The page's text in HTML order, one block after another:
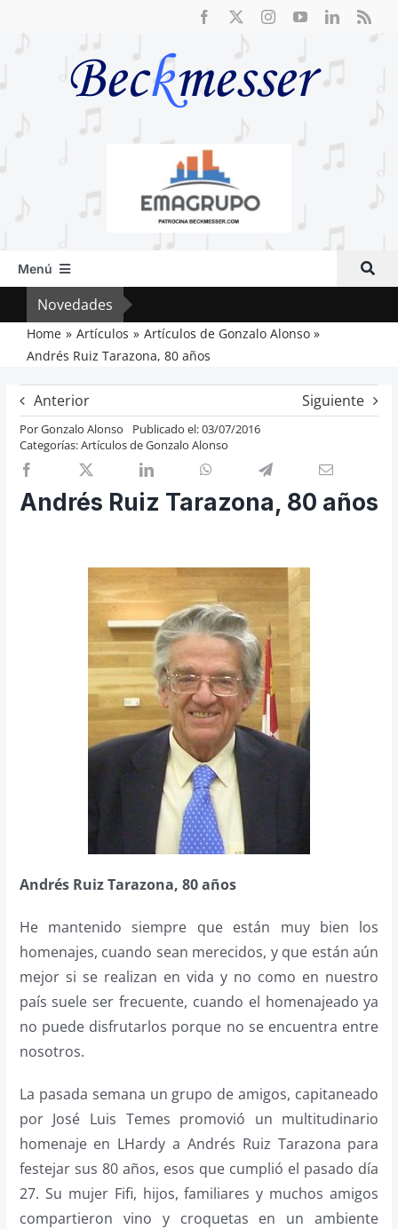
Menú
Inicio
Actual
Artículos
Crítica
Previos de ópera
Entrevistas
Recomendación
Cosas de Beckmesser
Novedades
Home Artículos
Artículos de Gonzalo Alonso
Andrés Ruiz Tarazona, 80 años
Anterior Siguiente
PorGonzalo Alonso
Publicado el: 03/07/2016
Categorías:Artículos de Gonzalo Alonso
Andrés Ruiz Tarazona, 80 años
Andrés Ruiz Tarazona, 80 años
He mantenido siempre que están muy bien los
homenajes, cuando sean merecidos, y que están aún
mejor si se realizan en vida y no como en nuestro
país suele ser frecuente, cuando el homenajeado ya
no puede disfrutarlos porque no se encuentra entre
nosotros.
La pasada semana un grupo de amigos, capitaneado
por José Luis Temes promovió un multitudinario
homenaje en LHardy a Andrés Ruiz Tarazona para
festejar sus 80 años, esos que cumplió el pasado día
27. Su mujer Fifi, hijos, familiares y muchos amigos
compartieron vino y croquetas en un ambiente